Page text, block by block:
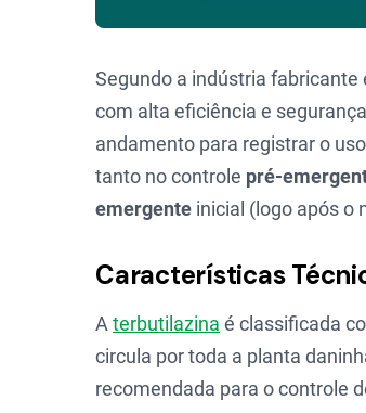
Segundo a indústria fabricante
com alta eficiência e
andamento para registrar o
tanto no controle pré-
emergente inicial (logo após o
Características
A terbutilazina é classificada
circula por toda a planta
recomendada para o controle